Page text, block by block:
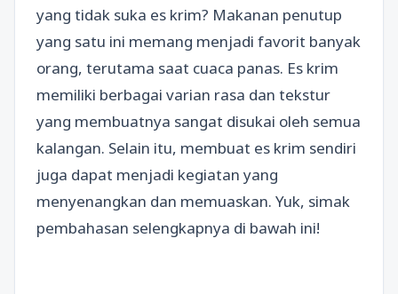
yang tidak suka es krim? Makanan penutup
yang satu ini memang menjadi favorit banyak
orang, terutama saat cuaca panas. Es krim
memiliki berbagai varian rasa dan tekstur
yang membuatnya sangat disukai oleh semua
kalangan. Selain itu, membuat es krim sendiri
juga dapat menjadi kegiatan yang
menyenangkan dan memuaskan. Yuk, simak
pembahasan selengkapnya di bawah ini!